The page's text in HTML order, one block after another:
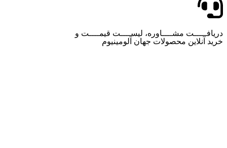
دریافـــــت مشــــاوره، لیســــت قیمــــت و
خرید آنلاین محصولات جهان آلومینیوم